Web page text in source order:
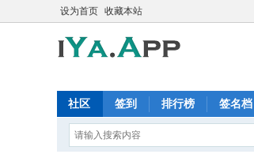
设为首页 收藏本站
社区 签到 排行榜 签名档